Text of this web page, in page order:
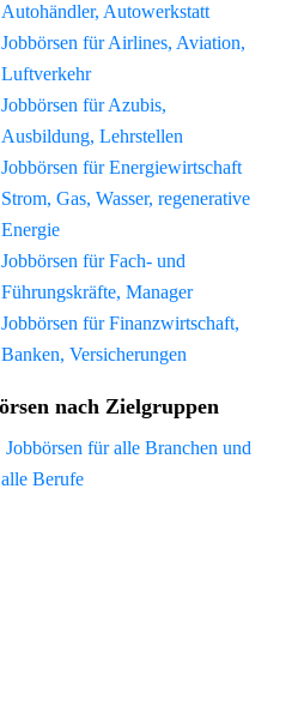
Autohändler, Autowerkstatt
Jobbörsen für Airlines, Aviation,
Luftverkehr
Jobbörsen für Azubis,
Ausbildung, Lehrstellen
Jobbörsen für Energiewirtschaft
Strom, Gas, Wasser, regenerative
Energie
Jobbörsen für Fach- und
Führungskräfte, Manager
Jobbörsen für Finanzwirtschaft,
Banken, Versicherungen
nach Zielgruppen
Jobbörsen für alle Branchen und
alle Berufe